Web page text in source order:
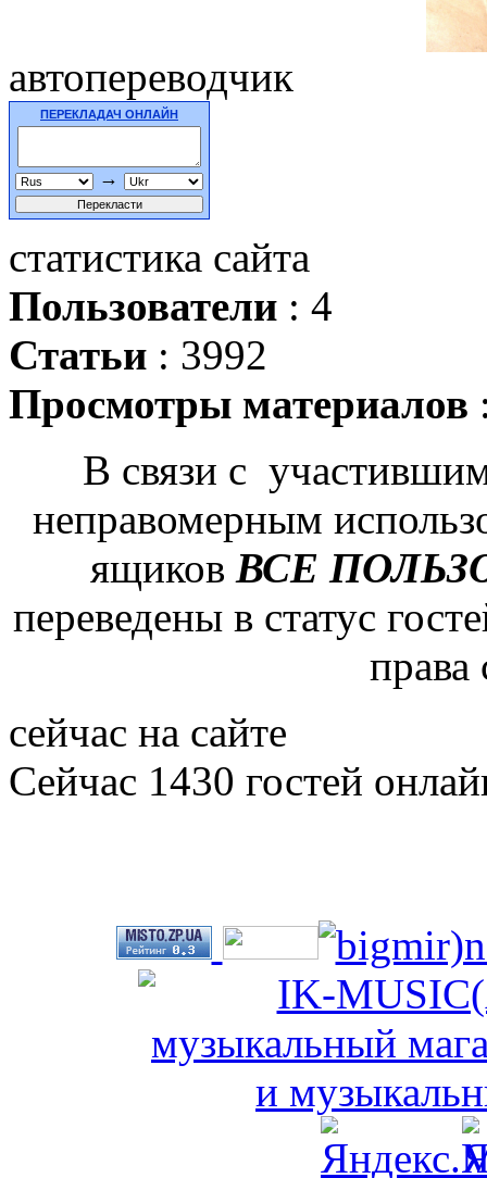
автопереводчик
ПЕРЕКЛАДАЧ ОНЛАЙН
→
статистика сайта
Пользователи : 4
Статьи : 3992
Просмотры материалов
В связи с
неправомерным
ящиков ВСЕ
переведены в статус
сейчас на сайте
Сейчас 1430 гостей